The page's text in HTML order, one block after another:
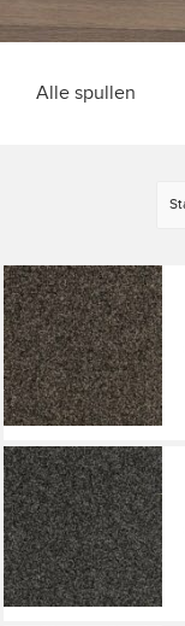
Alle spullen